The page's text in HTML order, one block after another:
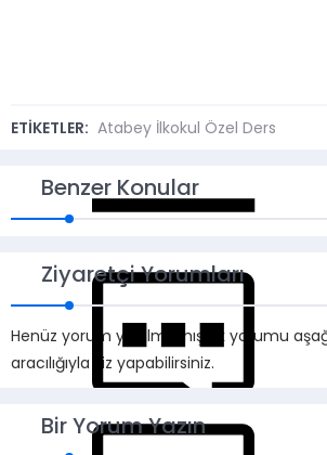
ETİKETLER: Atabey İlkokul Özel Ders
Benzer Konular
Ziyaretçi Yorumları
Henüz yorum yapılmamış. İlk yorumu
aracılığıyla siz yapabilirsiniz.
Bir Yorum Yazın